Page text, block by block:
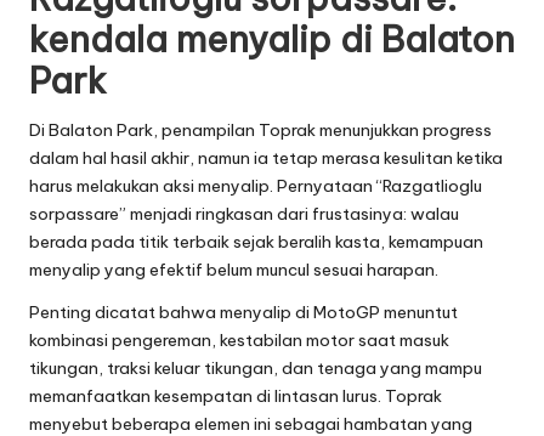
kendala menyalip di Balaton
Park
Di Balaton Park, penampilan Toprak menunjukkan progress
dalam hal hasil akhir, namun ia tetap merasa kesulitan ketika
harus melakukan aksi menyalip. Pernyataan “Razgatlioglu
sorpassare” menjadi ringkasan dari frustasinya: walau
berada pada titik terbaik sejak beralih kasta, kemampuan
menyalip yang efektif belum muncul sesuai harapan.
Penting dicatat bahwa menyalip di MotoGP menuntut
kombinasi pengereman, kestabilan motor saat masuk
tikungan, traksi keluar tikungan, dan tenaga yang mampu
memanfaatkan kesempatan di lintasan lurus. Toprak
menyebut beberapa elemen ini sebagai hambatan yang